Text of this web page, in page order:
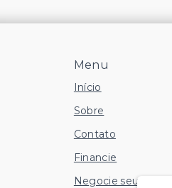
Menu
Início
Sobre
Contato
Financie
Negocie seu Imóvel